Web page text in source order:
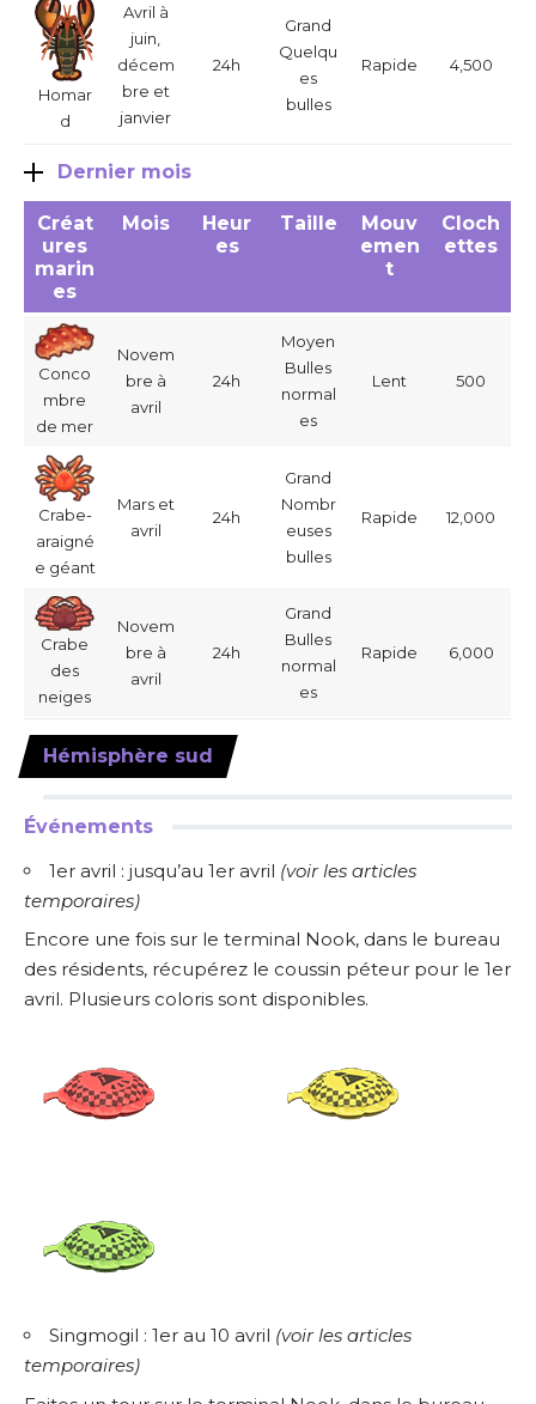
Homar
d
Avril à
juin,
décem
bre et
janvier
24h
Grand
Quelqu
es
bulles
Rapide 4,500
Dernier mois
Créat
ures
marin
es
Mois
Heur
es
Taille
Mouv
emen
t
Cloch
ettes
Conco
mbre
de mer
Novem
bre à
avril
24h
Moyen
Bulles
normal
es
Lent 500
Crabe-
araigné
e géant
Mars et
avril
24h
Grand
Nombr
euses
bulles
Rapide 12,000
Crabe
des
neiges
Novem
bre à
avril
24h
Grand
Bulles
normal
es
Rapide 6,000
Hémisphère sud
Événements
1er avril : jusqu’au 1er avril (voir les articles
temporaires)
Encore une fois sur le terminal Nook, dans le bureau
des résidents, récupérez le coussin péteur pour le 1er
avril. Plusieurs coloris sont disponibles.
Singmogil : 1er au 10 avril (voir les articles
temporaires)